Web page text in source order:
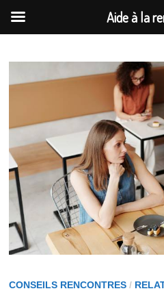
au
contenu
CONSEILS RENCONTRES/
Aide à la